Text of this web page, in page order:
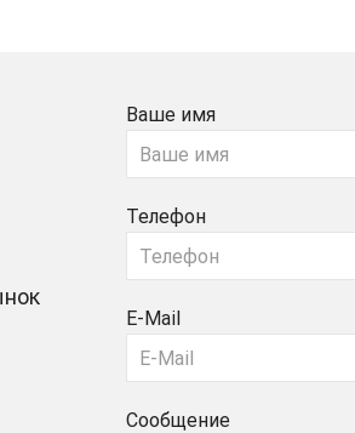
Ваше имя
Телефон
E-Mail
Сообщение